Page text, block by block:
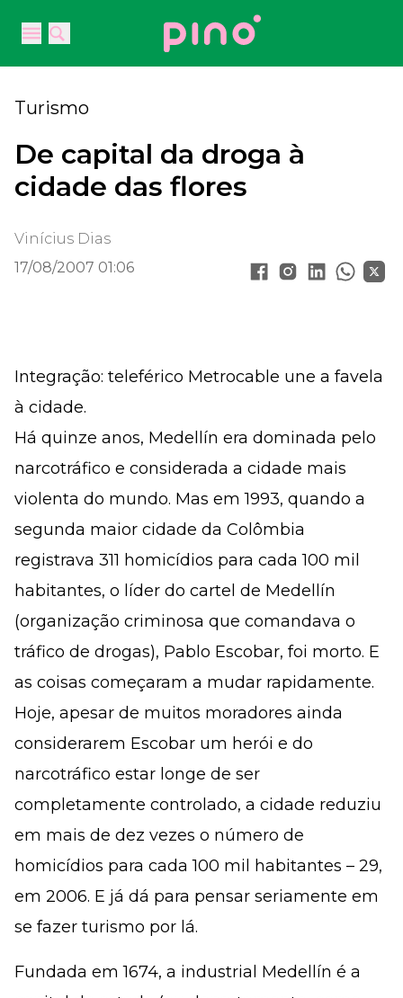
Open main menu
Open main menu
Your Company
Turismo
De capital da droga à
cidade das flores
Vinícius Dias
17/08/2007 01:06
Integração: teleférico Metrocable une a favela
à cidade.
Há quinze anos, Medellín era dominada pelo
narcotráfico e considerada a cidade mais
violenta do mundo. Mas em 1993, quando a
segunda maior cidade da Colômbia
registrava 311 homicídios para cada 100 mil
habitantes, o líder do cartel de Medellín
(organização criminosa que comandava o
tráfico de drogas), Pablo Escobar, foi morto. E
as coisas começaram a mudar rapidamente.
Hoje, apesar de muitos moradores ainda
considerarem Escobar um herói e do
narcotráfico estar longe de ser
completamente controlado, a cidade reduziu
em mais de dez vezes o número de
homicídios para cada 100 mil habitantes – 29,
em 2006. E já dá para pensar seriamente em
se fazer turismo por lá.
Fundada em 1674, a industrial Medellín é a